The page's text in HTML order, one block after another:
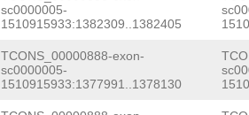
sc0000005-
1510915933:1382309..1382405
TCONS_00000888-exon-
sc0000005-
1510915933:1377991..1378130